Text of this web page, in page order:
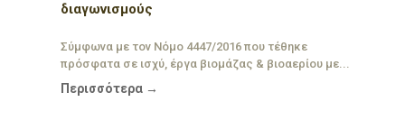
διαγωνισμούς
Σύμφωνα με τον Νόμο 4447/2016 που τέθηκε
πρόσφατα σε ισχύ, έργα βιομάζας & βιοαερίου με...
Περισσότερα →